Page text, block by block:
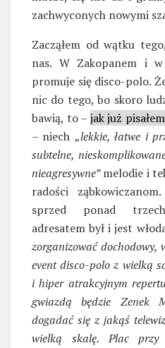
zachwyconych nowymi
Zacząłem od wątku
nas. W Zakopanem i w
promuje się disco-polo.
nic do tego, bo skoro
bawią, to – jak już
– niech „lekkie, łatwe i
subtelne,
nieagresywne”melodie i
radości
sprzed ponad
adresatem był i jest
zorganizować dochodowy,
event disco-polo z wielką
i hiper atrakcyjnym
gwiazdą będzie Zenek
dogadać się z jakąś
wielką skalę. Plac przy